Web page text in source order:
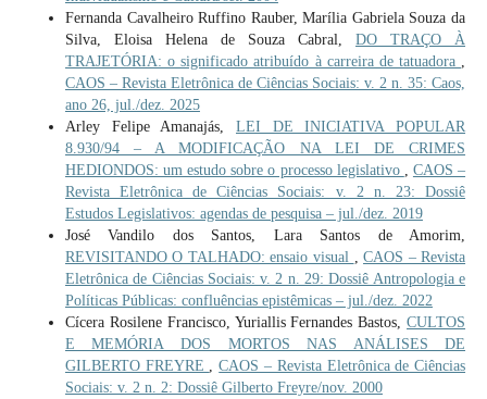
Fernanda Cavalheiro Ruffino Rauber, Marília Gabriela Souza da
Silva, Eloisa Helena de Souza Cabral,DO TRAÇO À
TRAJETÓRIA: o significado atribuído à carreira de tatuadora ,
CAOS – Revista Eletrônica de Ciências Sociais: v. 2 n. 35: Caos,
ano 26, jul./dez. 2025
Arley Felipe Amanajás, LEI DE INICIATIVA POPULAR
8.930/94 – A MODIFICAÇÃO NA LEI DE CRIMES
HEDIONDOS: um estudo sobre o processo legislativo , CAOS –
Revista Eletrônica de Ciências Sociais: v. 2 n. 23: Dossiê
Estudos Legislativos: agendas de pesquisa – jul./dez. 2019
José Vandilo dos Santos, Lara Santos de Amorim,
REVISITANDO O TALHADO: ensaio visual ,CAOS – Revista
Eletrônica de Ciências Sociais: v. 2 n. 29: Dossiê Antropologia e
Políticas Públicas: confluências epistêmicas – jul./dez. 2022
Cícera Rosilene Francisco, Yuriallis Fernandes Bastos,CULTOS
E MEMÓRIA DOS MORTOS NAS ANÁLISES DE
GILBERTO FREYRE ,CAOS – Revista Eletrônica de Ciências
Sociais: v. 2 n. 2: Dossiê Gilberto Freyre/nov. 2000